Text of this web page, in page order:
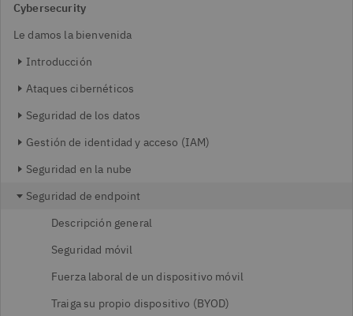
Cybersecurity
Le damos la bienvenida
Introducción
Ataques cibernéticos
Seguridad de los datos
Gestión de identidad y acceso (IAM)
Seguridad en la nube
Seguridad de endpoint
Descripción general
Seguridad móvil
Fuerza laboral de un dispositivo móvil
Traiga su propio dispositivo (BYOD)